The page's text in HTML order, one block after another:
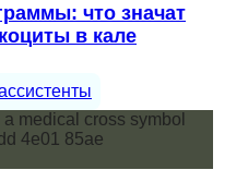
что значат
в кале